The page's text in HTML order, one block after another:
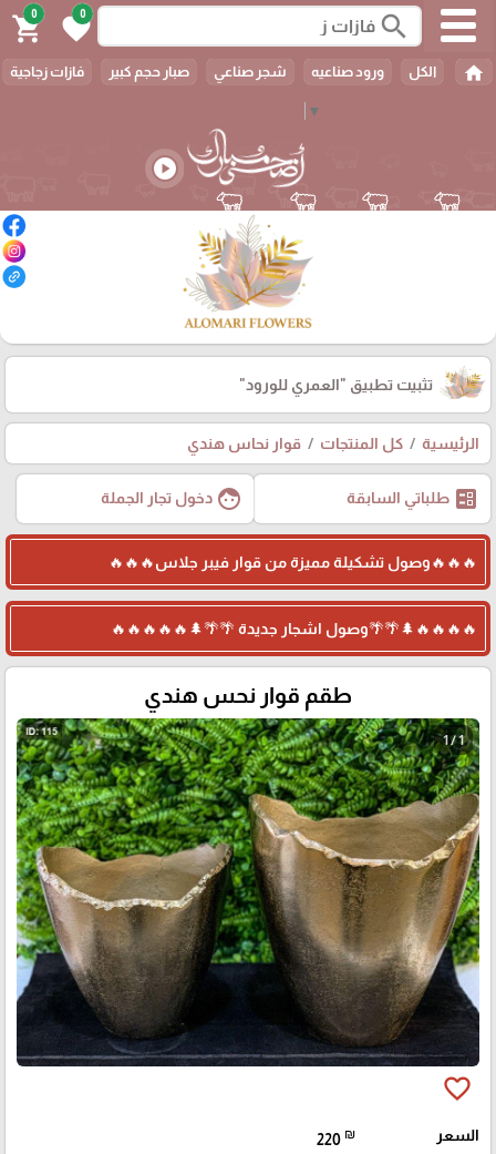
▼
search
0
favorite
0
shopping_cart
home الكل ورود صناعيه شجر صناعي صبار حجم كبير فازات زجاجية
play_circle
تثبيت تطبيق "العمري للورود"
الرئيسية كل المنتجات قوار نحاس هندي
ballot طلباتي السابقة face دخول تجار الجملة
🔥🔥🔥وصول تشكيلة مميزة من قوار فيبر جلاس🔥🔥🔥
🔥🔥🔥🔥🌲🌴🌴وصول اشجار جديدة 🌴🌴🌲🔥🔥🔥🔥🔥
طقم قوار نحس هندي
1 / 1
favorite_border
السعر 220 ₪